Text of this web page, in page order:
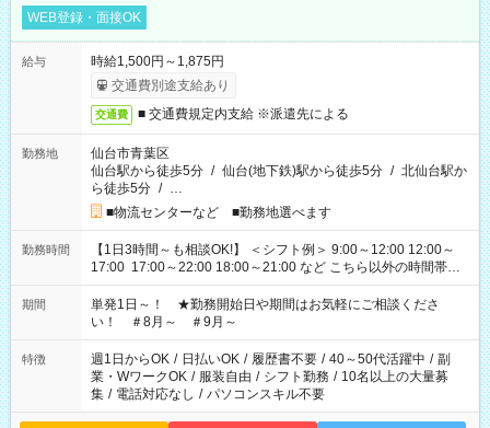
WEB登録・面接OK
給与
時給1,500円～1,875円
交通費別途支給あり
交通費 ■ 交通費規定内支給 ※派遣先による
勤務地
仙台市青葉区
仙台駅から徒歩5分 / 仙台(地下鉄)駅から徒歩5分 / 北仙台駅か
ら徒歩5分 / …
■物流センターなど ■勤務地選べます
勤務時間
【1日3時間～も相談OK!】 ＜シフト例＞ 9:00～12:00 12:00～
17:00 17:00～22:00 18:00～21:00 など こちら以外の時間帯も
お気軽にご相談ください！
期間
単発1日～！ ★勤務開始日や期間はお気軽にご相談くださ
い！ ＃8月～ ＃9月～
特徴 週1日からOK / 日払いOK / 履歴書不要 / 40～50代活躍中 / 副
業・WワークOK / 服装自由 / シフト勤務 / 10名以上の大量募
集 / 電話対応なし / パソコンスキル不要